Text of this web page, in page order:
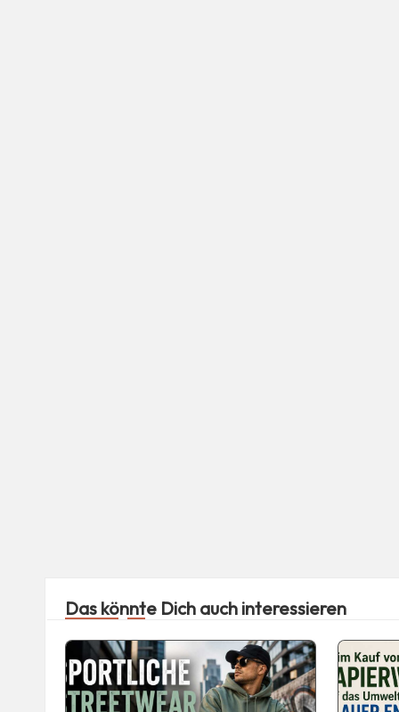
Das könnte Dich auch interessieren